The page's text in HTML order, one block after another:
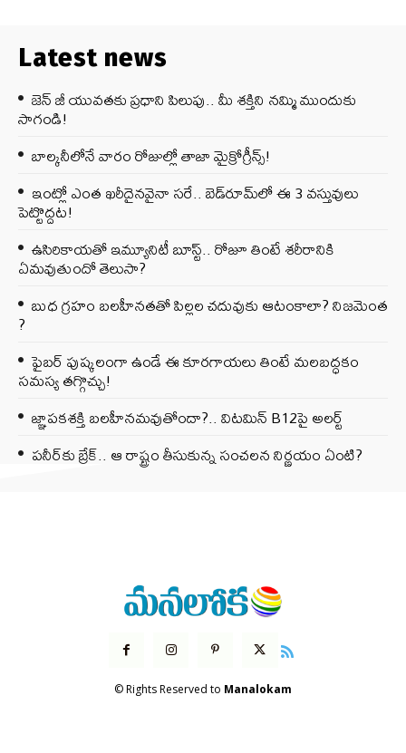
Latest news
జెన్‌ జీ యువతకు ప్రధాని పిలుపు.. మీ శక్తిని నమ్మి ముందుకు
సాగండి!
బాల్కనీలోనే వారం రోజుల్లో తాజా మైక్రోగ్రీన్స్‌!
ఇంట్లో ఎంత ఖరీదైనవైనా సరే.. బెడ్‌రూమ్‌లో ఈ 3 వస్తువులు
పెట్టొద్దట!
ఉసిరికాయతో ఇమ్యూనిటీ బూస్ట్‌.. రోజూ తింటే శరీరానికి
ఏమవుతుందో తెలుసా?
బుధ గ్రహం బలహీనతతో పిల్లల చదువుకు ఆటంకాలా? నిజమెంత
?
ఫైబర్‌ పుష్కలంగా ఉండే ఈ కూరగాయలు తింటే మలబద్ధకం
సమస్య తగ్గొచ్చు!
జ్ఞాపకశక్తి బలహీనమవుతోందా?.. విటమిన్ B12పై అలర్ట్
పనీర్‌కు బ్రేక్.. ఆ రాష్ట్రం తీసుకున్న సంచలన నిర్ణయం ఏంటి?
© Rights Reserved to Manalokam